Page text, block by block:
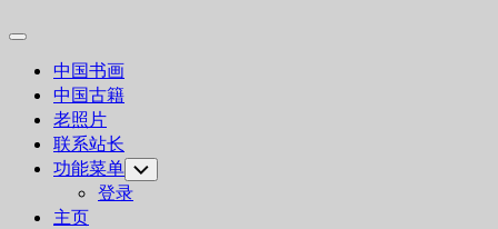
Expand
中国书画
中国古籍
老照片
联系站长
功能菜单 Toggle
Child
Menu
登录
主页